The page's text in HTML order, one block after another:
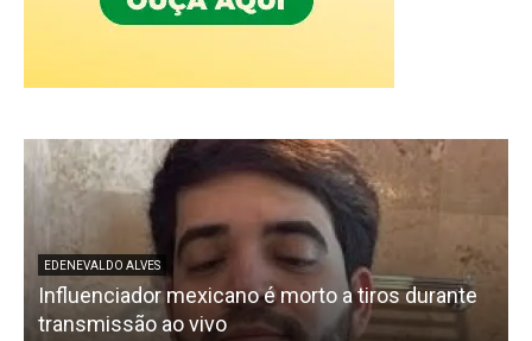
EDENEVALDO ALVES
Influenciador mexicano é morto a tiros durante
transmissão ao vivo